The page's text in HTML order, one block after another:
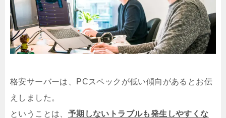
格安サーバーは、PCスペックが低い傾向があるとお伝
えしました。
ということは、 予期しないトラブルも発生しやすくな